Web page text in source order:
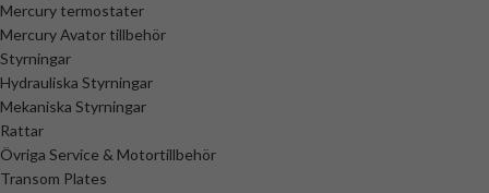
Mercury termostater
Mercury Avator tillbehör
Styrningar
Hydrauliska Styrningar
Mekaniska Styrningar
Rattar
Övriga Service & Motortillbehör
Transom Plates